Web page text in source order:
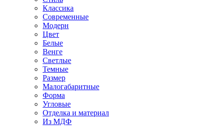
Классика
Современные
Модерн
Цвет
Белые
Венге
Светлые
Темные
Размер
Малогабаритные
Форма
Угловые
Отделка и материал
Из МДФ